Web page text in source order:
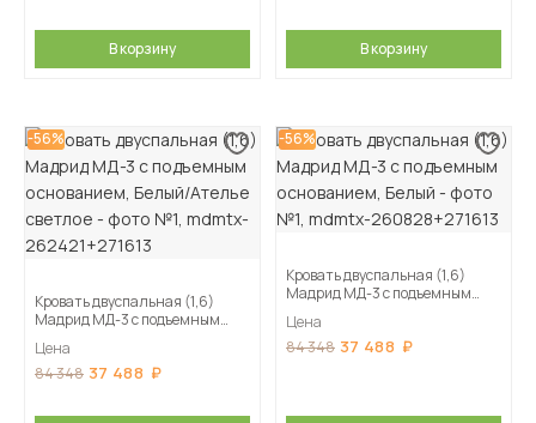
В корзину В корзину
-56%
Кровать двуспальная (1,6)
Мадрид МД-3 с подъемным
светлое
Цена
84 348 37 488
-56%
Кровать двуспальная (1,6)
Мадрид МД-3 с подъемным
Цена
84 348 37 488